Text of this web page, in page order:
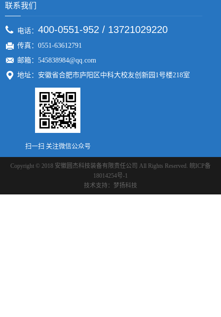
联系我们
电话： 400-0551-952 / 13721029220
传真：0551-63612791
邮箱：545838984@qq.com
地址：安徽省合肥市庐阳区中科大校友创新园1号楼218室
扫一扫 关注微信公众号
Copyright © 2018 安徽圆杰科技装备有限责任公司 All Rights Reserved. 皖ICP备
18014254号-1
技术支持： 梦扬科技